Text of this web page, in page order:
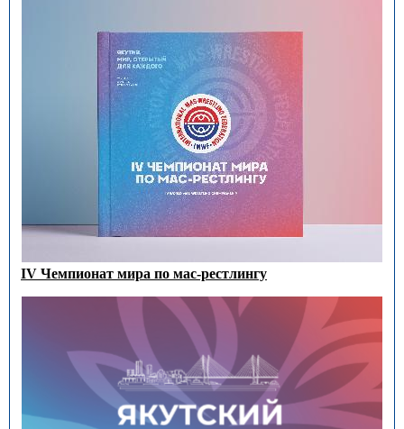
IV Чемпионат мира по мас-рестлингу